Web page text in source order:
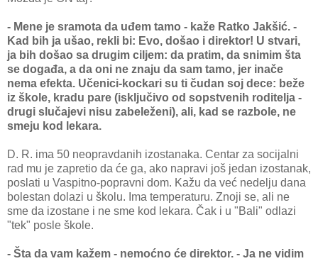
- Mene je sramota da uđem tamo - kaže Ratko Jakšić. -
Kad bih ja ušao, rekli bi: Evo, došao i direktor! U stvari,
ja bih došao sa drugim ciljem: da pratim, da snimim šta
se događa, a da oni ne znaju da sam tamo, jer inače
nema efekta. Učenici-kockari su ti čudan soj dece: beže
iz škole, kradu pare (isključivo od sopstvenih roditelja -
drugi slučajevi nisu zabeleženi), ali, kad se razbole, ne
smeju kod lekara.
D. R. ima 50 neopravdanih izostanaka. Centar za socijalni
rad mu je zapretio da će ga, ako napravi još jedan izostanak,
poslati u Vaspitno-popravni dom. Kažu da već nedelju dana
bolestan dolazi u školu. Ima temperaturu. Znoji se, ali ne
sme da izostane i ne sme kod lekara. Čak i u "Bali" odlazi
"tek" posle škole.
- Šta da vam kažem - nemoćno će direktor. - Ja ne vidim